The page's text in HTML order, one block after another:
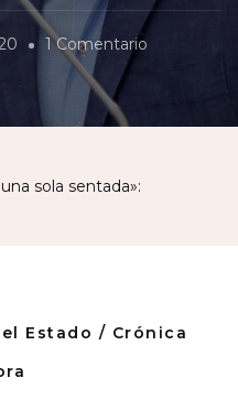
1 Comentario
Diputado
sola sentada»:
Estado / Crónica